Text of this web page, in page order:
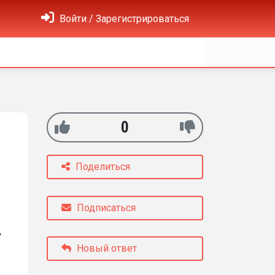
Войти / Зарегистрироваться
0
Поделиться
Подписаться
Новый ответ